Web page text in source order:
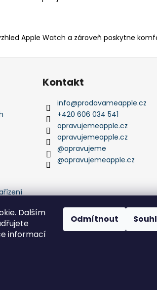
Dalším
informací
Odmítnout
Apple Watch a zároveň poskytne
Kontakt
info@prodavameapple.cz
+420 606 034 541
opravujemeapple.cz
opravujemeapple.cz
@opravujeme
@opravujemeapple.cz